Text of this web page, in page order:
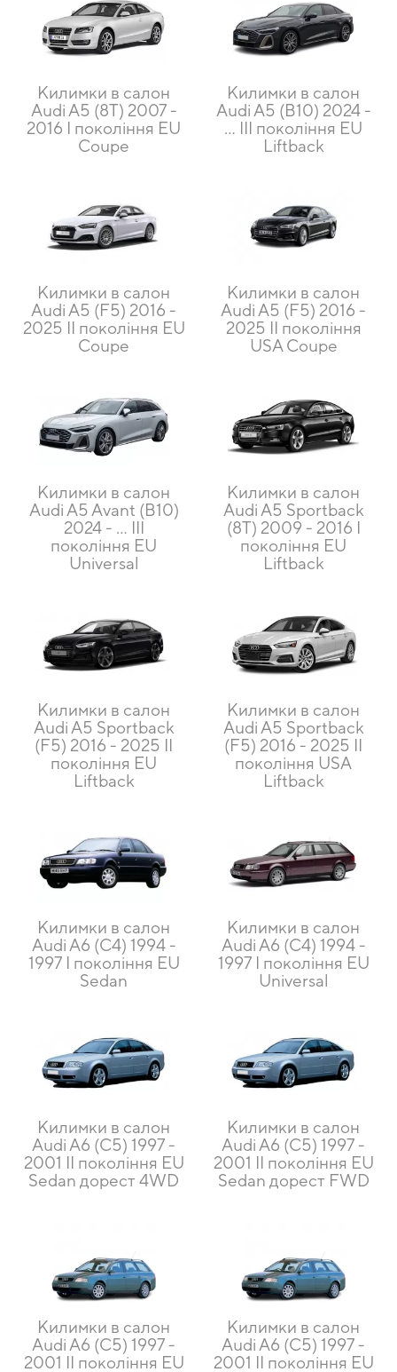
Килимки в салон
Audi A5 (8T) 2007 -
2016 I покоління EU
Coupe
Килимки в салон
Audi A5 (B10) 2024 -
... III покоління EU
Liftback
Килимки в салон
Audi A5 (F5) 2016 -
2025 II покоління EU
Coupe
Килимки в салон
Audi A5 (F5) 2016 -
2025 II покоління
USA Coupe
Килимки в салон
Audi A5 Avant (B10)
2024 - ... III
покоління EU
Universal
Килимки в салон
Audi A5 Sportback
(8T) 2009 - 2016 I
покоління EU
Liftback
Килимки в салон
Audi A5 Sportback
(F5) 2016 - 2025 II
покоління EU
Liftback
Килимки в салон
Audi A5 Sportback
(F5) 2016 - 2025 II
покоління USA
Liftback
Килимки в салон
Audi A6 (C4) 1994 -
1997 I покоління EU
Sedan
Килимки в салон
Audi A6 (C4) 1994 -
1997 I покоління EU
Universal
Килимки в салон
Audi A6 (C5) 1997 -
2001 II покоління EU
Sedan дорест 4WD
Килимки в салон
Audi A6 (C5) 1997 -
2001 II покоління EU
Sedan дорест FWD
Килимки в салон
Audi A6 (C5) 1997 -
2001 II покоління EU
Килимки в салон
Audi A6 (C5) 1997 -
2001 II покоління EU